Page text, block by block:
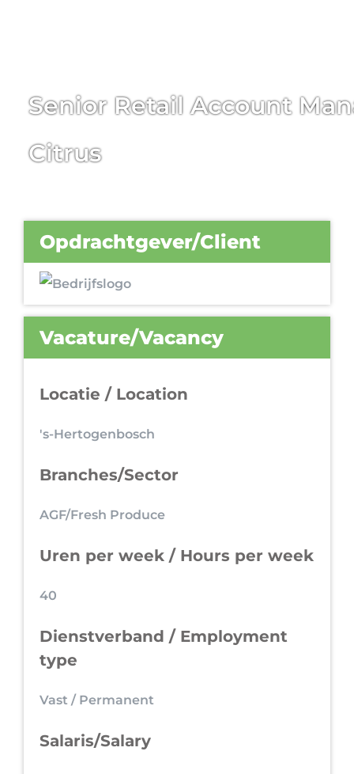
Senior Retail Account
Citrus
Opdrachtgever/Client
Vacature/Vacancy
Locatie / Location
's-Hertogenbosch
Branches/Sector
AGF/Fresh Produce
Uren per week / Hours per week
40
Dienstverband / Employment
type
Vast / Permanent
Salaris/Salary